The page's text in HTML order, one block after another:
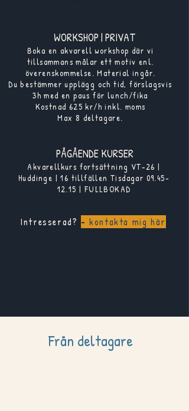
WORKSHOP | PRIVAT
Boka en akvarell workshop där vi
tillsammans målar ett motiv enl.
överenskommelse. Material ingår.
Du bestämmer upplägg och tid, förslagsvis
3h med en paus för lunch/fika
Kostnad 625 kr/h inkl. moms
Max 8 deltagare.
PÅGÅENDE KURSER
Akvarellkurs fortsättning VT-26 |
Huddinge | 16 tillfällen Tisdagar 09.45-
12.15 | FULLBOKAD
Intresserad? -kontakta mig här
Från deltagare​